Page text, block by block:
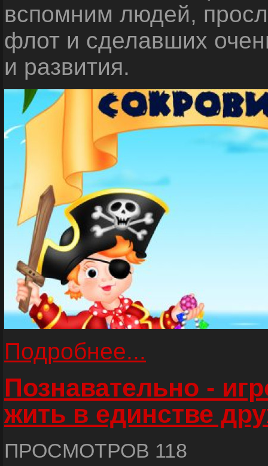
вспомним людей,
флот и сделавших
и развития.
Подробнее...
Познавательно -
жить в единстве
ПРОСМОТРОВ 118